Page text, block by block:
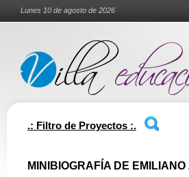
Lunes 10 de agosto de 2026
.: Filtro de Proyectos :.
MINIBIOGRAFÍA DE EMILIANO